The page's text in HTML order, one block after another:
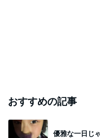
おすすめの記事
優雅な一日じ